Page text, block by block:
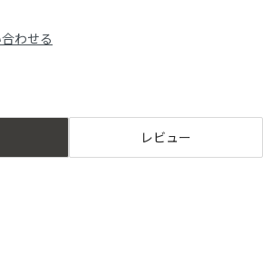
わせる
レビュー